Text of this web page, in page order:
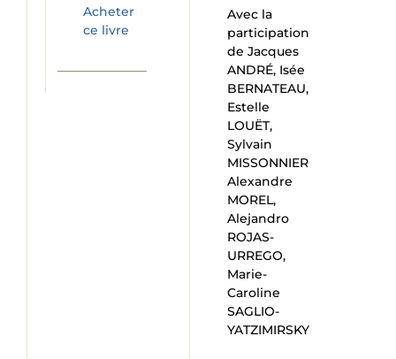
Acheter
ce livre
Avec la
participation
de Jacques
ANDRÉ, Isée
BERNATEAU,
Estelle
LOUËT,
Sylvain
MISSONNIER
Alexandre
MOREL,
Alejandro
ROJAS-
URREGO,
Marie-
Caroline
SAGLIO-
YATZIMIRSKY